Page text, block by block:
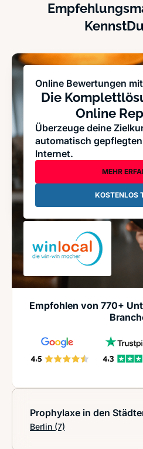
Online Bewertungen
Die
Online
Überzeuge deine
automatisch
Internet.
MEHR
KOSTENLOS
Empfohlen von 770+
Prophylaxe in den
Berlin (7)